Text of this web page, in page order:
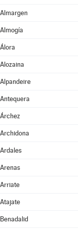
Almargen
Almogía
Álora
Alozaina
Alpandeire
Antequera
Árchez
Archidona
Ardales
Arenas
Arriate
Atajate
Benadalid